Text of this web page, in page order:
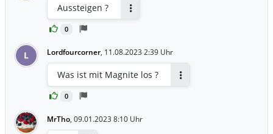
0
Aussteigen ?
L Lordfourcorner, 11.08.2023 2:39 Uhr
0
Was ist mit Magnite los ?
MrTho, 09.01.2023 8:10 Uhr